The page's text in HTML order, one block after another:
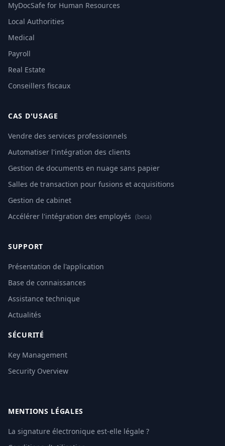
MyDocSafe for Human Resources
Local Authorities
Medical
Payroll
Real Estate
Conseillers fiscaux
CAS D'USAGE
Vendre des services professionnels
Automatiser l'intégration des clients
Gestion de documents en nuage sans papier
Salles de transaction pour fusions et acquisitions
Gestion de cabinet
Accélérer l'intégration des employés (beta)
SUPPORT
Présentation de l'application
Base de connaissances
Assistance technique
Actualités
SÉCURITÉ
Key Management
Security Overview
MENTIONS LÉGALES
La signature électronique est-elle légale ?